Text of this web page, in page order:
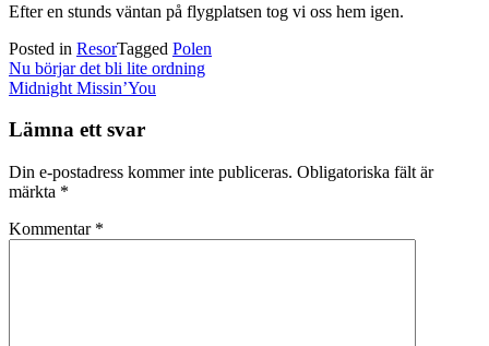
Efter en stunds väntan på flygplatsen tog vi oss hem igen.
Posted in ResorTagged Polen
Post
navigation
Nu börjar det bli lite ordning
Midnight Missin’You
Lämna ett svar
Din e-postadress kommer inte publiceras. Obligatoriska fält är
märkta *
Kommentar *